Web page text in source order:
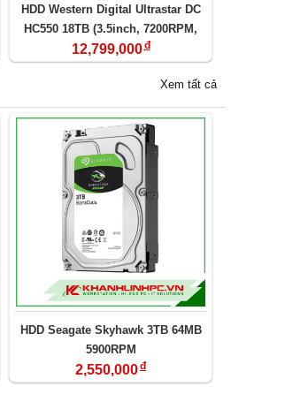
HDD Western Digital Ultrastar DC
HC550 18TB (3.5inch, 7200RPM,
512MB Cache)
12,799,000đ
Xem tất cả
HDD Seagate Skyhawk 3TB 64MB
5900RPM
2,550,000đ